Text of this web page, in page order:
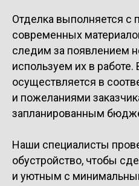
Отделка выполняется
современных
следим за появлением
используем их в
осуществляется в
и пожеланиями
запланированным
Наши специалисты
обустройство, чтобы
и уютным с